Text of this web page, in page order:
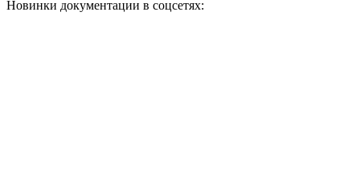
Новинки документации в соцсетях: